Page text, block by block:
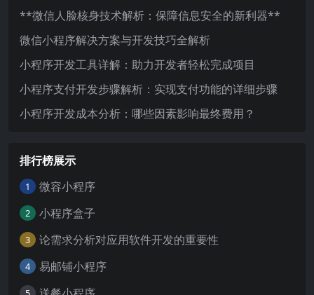
**微信人脸核身技术解析：保障信息安全的新利器**
微信小程序解决方案与开发技巧全解析
小程序开发工具详解：助力开发者轻松完成项目
小程序支付开发步骤解析：实现支付功能的详细步骤
小程序开发成本分析：哪些因素影响最终费用？
排行榜展示
1 微容小程序
2 小程序盒子
3 论需求分析对应用软件开发的重要性
4 易邮铺小程序